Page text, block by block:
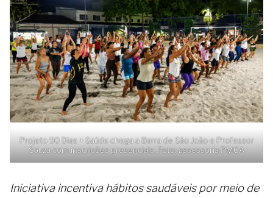
Projeto 90 Dias + Saúde chega a Barra de São João e Professor
Souza com inscrições presenciais. Foto: assessoria PMCA
Iniciativa incentiva hábitos saudáveis por meio de